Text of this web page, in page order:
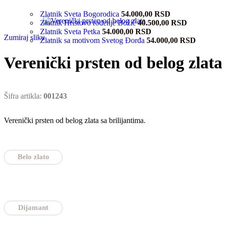
Zlatnik Sveta Bogorodica 54.000,00 RSD
Zlatnik Hristovo rođenje Božić40.500,00 RSD
Zlatnik Sveta Petka 54.000,00 RSD
Zlatnik sa motivom Svetog Đorđa 54.000,00 RSD
Zumiraj sliku
Verenički prsten od belog zlata
Šifra artikla: 001243
Verenički prsten od belog zlata sa brilijantima.
Belo zlato
Dijamant